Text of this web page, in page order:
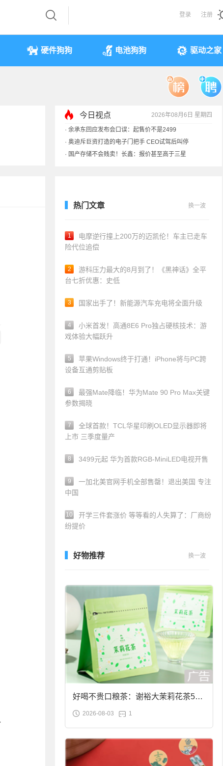
登录 注册
硬件狗狗 电池狗狗 驱动之家
今日视点 2026年08月6日 星期四
· 余承东回应发布会口误：起售价不是2499
· 奥迪斥巨资打造的电子门把手 CEO试驾后叫停
· 国产存储不会贱卖！长鑫：报价甚至高于三星
热门文章 换一波
1
电摩逆行撞上200万的迈凯伦！车主已走车
险代位追偿
2
游科压力最大的8月到了！《黑神话》全平
台七折优惠：史低
3 国家出手了！新能源汽车充电将全面升级
4
小米首发！高通8E6 Pro独占硬核技术：游
戏体验大幅跃升
5
苹果Windows终于打通！iPhone将与PC跨
设备互通剪贴板
6
最强Mate降临！华为Mate 90 Pro Max关键
参数揭晓
7
全球首款！TCL华星印刷OLED显示器即将
上市 三季度量产
8 3499元起 华为首款RGB-MiniLED电视开售
9
一加北美官网手机全部售罄！退出美国 专注
中国
10
开学三件套涨价 等等看的人失算了：厂商纷
纷提价
好物推荐 换一波
好喝不贵口粮茶：谢裕大茉莉花茶50g
袋装9.9元到手
2026-08-03 1